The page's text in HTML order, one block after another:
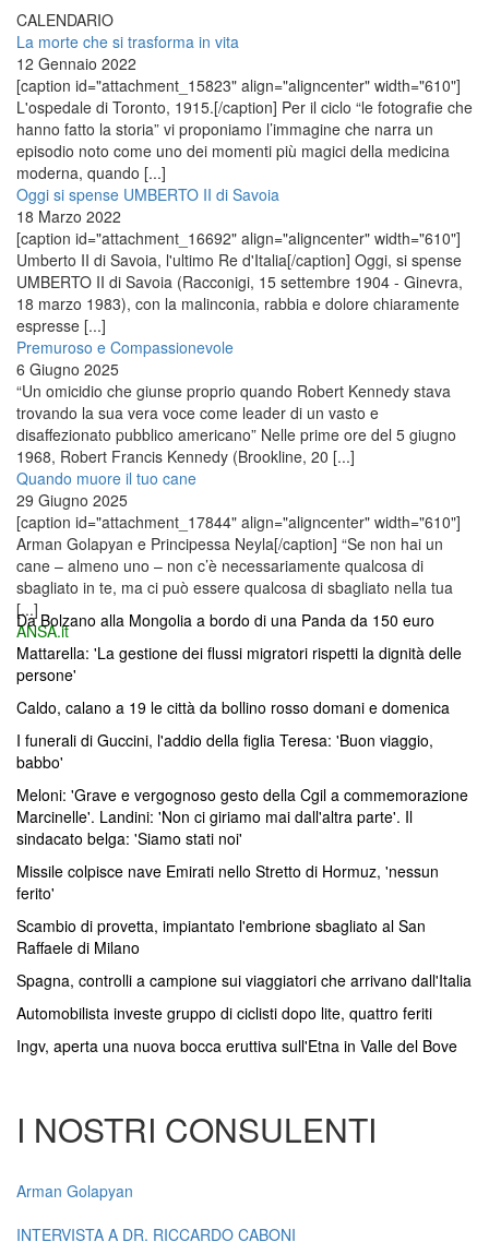
CALENDARIO
La morte che si trasforma in vita
12 Gennaio 2022
[caption id="attachment_15823" align="aligncenter" width="610"]
L'ospedale di Toronto, 1915.[/caption] Per il ciclo “le fotografie che
hanno fatto la storia” vi proponiamo l’immagine che narra un
episodio noto come uno dei momenti più magici della medicina
moderna, quando [...]
Oggi si spense UMBERTO II di Savoia
18 Marzo 2022
[caption id="attachment_16692" align="aligncenter" width="610"]
Umberto II di Savoia, l'ultimo Re d'Italia[/caption] Oggi, si spense
UMBERTO II di Savoia (Racconigi, 15 settembre 1904 - Ginevra,
18 marzo 1983), con la malinconia, rabbia e dolore chiaramente
espresse [...]
Premuroso e Compassionevole
6 Giugno 2025
“Un omicidio che giunse proprio quando Robert Kennedy stava
trovando la sua vera voce come leader di un vasto e
disaffezionato pubblico americano” Nelle prime ore del 5 giugno
1968, Robert Francis Kennedy (Brookline, 20 [...]
Quando muore il tuo cane
29 Giugno 2025
[caption id="attachment_17844" align="aligncenter" width="610"]
Arman Golapyan e Principessa Neyla[/caption] “Se non hai un
cane – almeno uno – non c’è necessariamente qualcosa di
sbagliato in te, ma ci può essere qualcosa di sbagliato nella tua
[...]
ANSA.it
Da Bolzano alla Mongolia a bordo di una Panda da 150 euro
Mattarella: 'La gestione dei flussi migratori rispetti la dignità delle
persone'
Caldo, calano a 19 le città da bollino rosso domani e domenica
I funerali di Guccini, l'addio della figlia Teresa: 'Buon viaggio,
babbo'
Meloni: 'Grave e vergognoso gesto della Cgil a commemorazione
Marcinelle'. Landini: 'Non ci giriamo mai dall'altra parte'. Il
sindacato belga: 'Siamo stati noi'
Missile colpisce nave Emirati nello Stretto di Hormuz, 'nessun
ferito'
Scambio di provetta, impiantato l'embrione sbagliato al San
Raffaele di Milano
Spagna, controlli a campione sui viaggiatori che arrivano dall'Italia
Automobilista investe gruppo di ciclisti dopo lite, quattro feriti
Ingv, aperta una nuova bocca eruttiva sull'Etna in Valle del Bove
I NOSTRI CONSULENTI
Arman Golapyan
INTERVISTA A DR. RICCARDO CABONI